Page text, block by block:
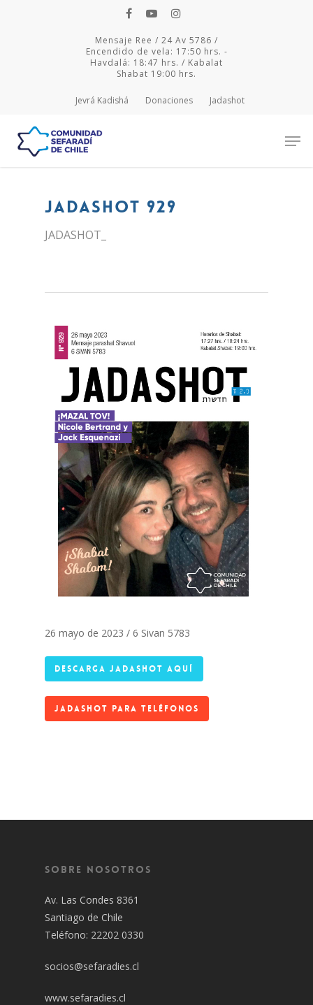
Mensaje Ree / 24 Av 5786 /
Encendido de vela: 17:50 hrs. -
Havdalá: 18:47 hrs. / Kabalat
Shabat 19:00 hrs.
Jevrá Kadishá Donaciones Jadashot
Hit enter to search or ESC to close
JADASHOT 929
JADASHOT_
26 mayo de 2023 / 6 Sivan 5783
DESCARGA JADASHOT AQUÍ
JADASHOT PARA TELÉFONOS
Sobre Nosotros
Av. Las Condes 8361
Santiago de Chile
Teléfono: 22202 0330
socios@sefaradies.cl
www.sefaradies.cl